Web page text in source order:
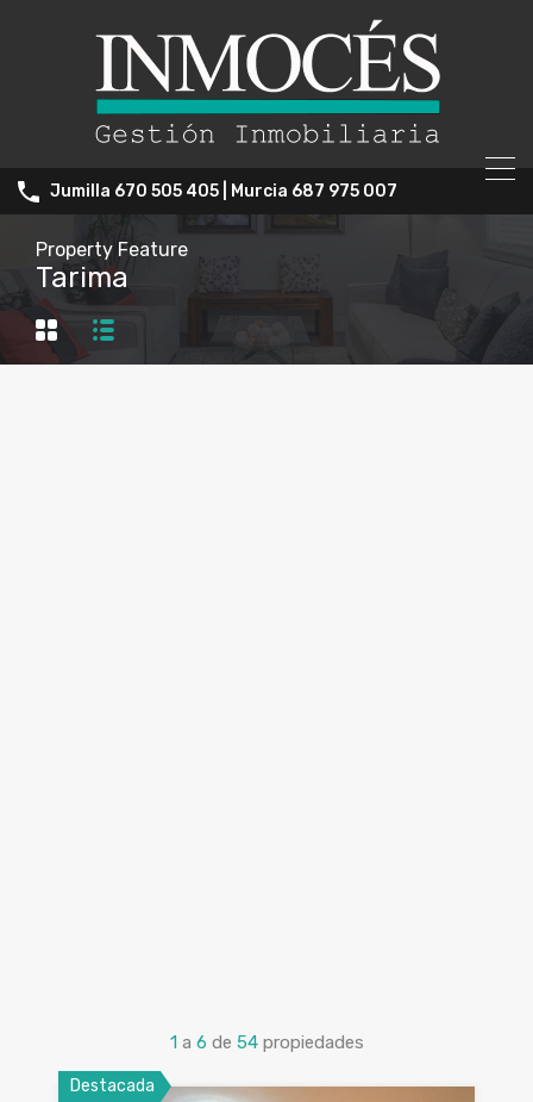
Jumilla 670 505 405 | Murcia 687 975 007
Property Feature
Tarima
1 a 6 de 54 propiedades
Destacada